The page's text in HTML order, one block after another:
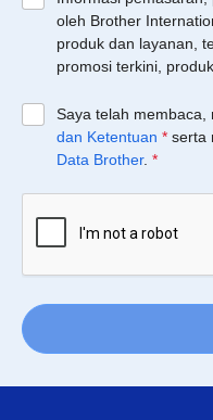
oleh Brother
produk dan layanan,
promosi terkini,
Saya telah membaca,
dan Ketentuan * serta
Data Brother. *